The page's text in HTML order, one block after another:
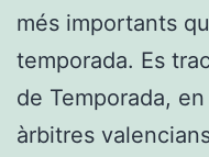
més importants
temporada. Es
de Temporada,
àrbitres